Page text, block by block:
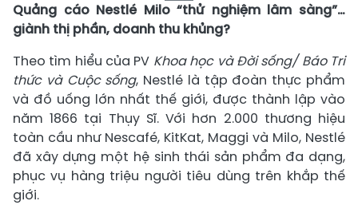
Quảng cáo Nestlé Milo “thử nghiệm lâm sàng”…
giành thị phần, doanh thu khủng?
Theo tìm hiểu của PV Khoa học và Đời sống/ Báo Tri
thức và Cuộc sống, Nestlé là tập đoàn thực phẩm
và đồ uống lớn nhất thế giới, được thành lập vào
năm 1866 tại Thụy Sĩ. Với hơn 2.000 thương hiệu
toàn cầu như Nescafé, KitKat, Maggi và Milo, Nestlé
đã xây dựng một hệ sinh thái sản phẩm đa dạng,
phục vụ hàng triệu người tiêu dùng trên khắp thế
giới.